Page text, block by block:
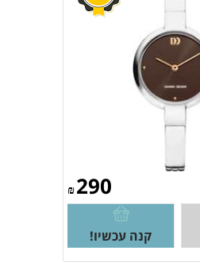
₪290
קנה עכשיו!